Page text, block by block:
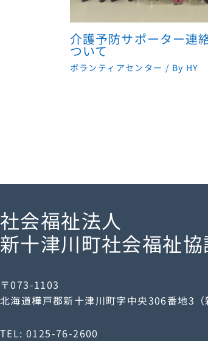
介護予防サポーター
ついて
ボランティアセンター / By HY
社会福祉法人
新十津川町社会福祉協
〒073-1103
北海道樺戸郡新十津川町字中央306番地3（
TEL: 0125-76-2600